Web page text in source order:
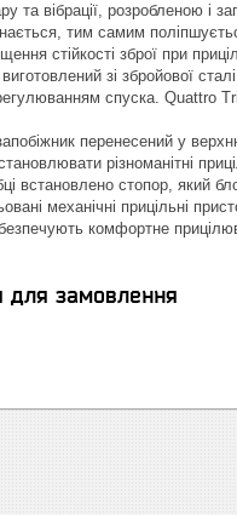
та вібрації, розробленою і
тим самим
стійкості зброї при
виготовлений зі збройової
спуска. Quattro
перенесений у
різноманітні
встановлено стопор, який
механічні прицільні
комфортне
для замовлення